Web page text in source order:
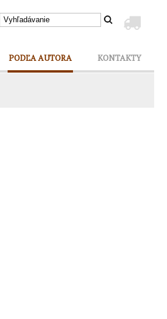
PODĽA AUTORA KONTAKTY